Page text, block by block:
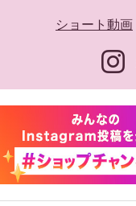
ショート動画